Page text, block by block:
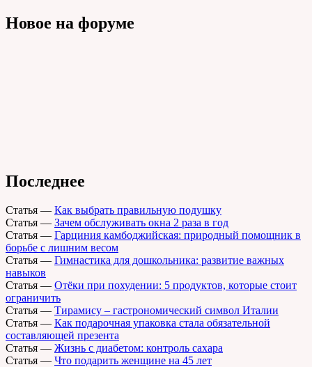
Новое на форуме
Последнее
Статья — Как выбрать правильную подушку
Статья — Зачем обслуживать окна 2 раза в год
Статья — Гарциния камбоджийская: природный помощник в
борьбе с лишним весом
Статья — Гимнастика для дошкольника: развитие важных
навыков
Статья — Отёки при похудении: 5 продуктов, которые стоит
ограничить
Статья — Тирамису – гастрономический символ Италии
Статья — Как подарочная упаковка стала обязательной
составляющей презента
Статья — Жизнь с диабетом: контроль сахара
Статья — Что подарить женщине на 45 лет